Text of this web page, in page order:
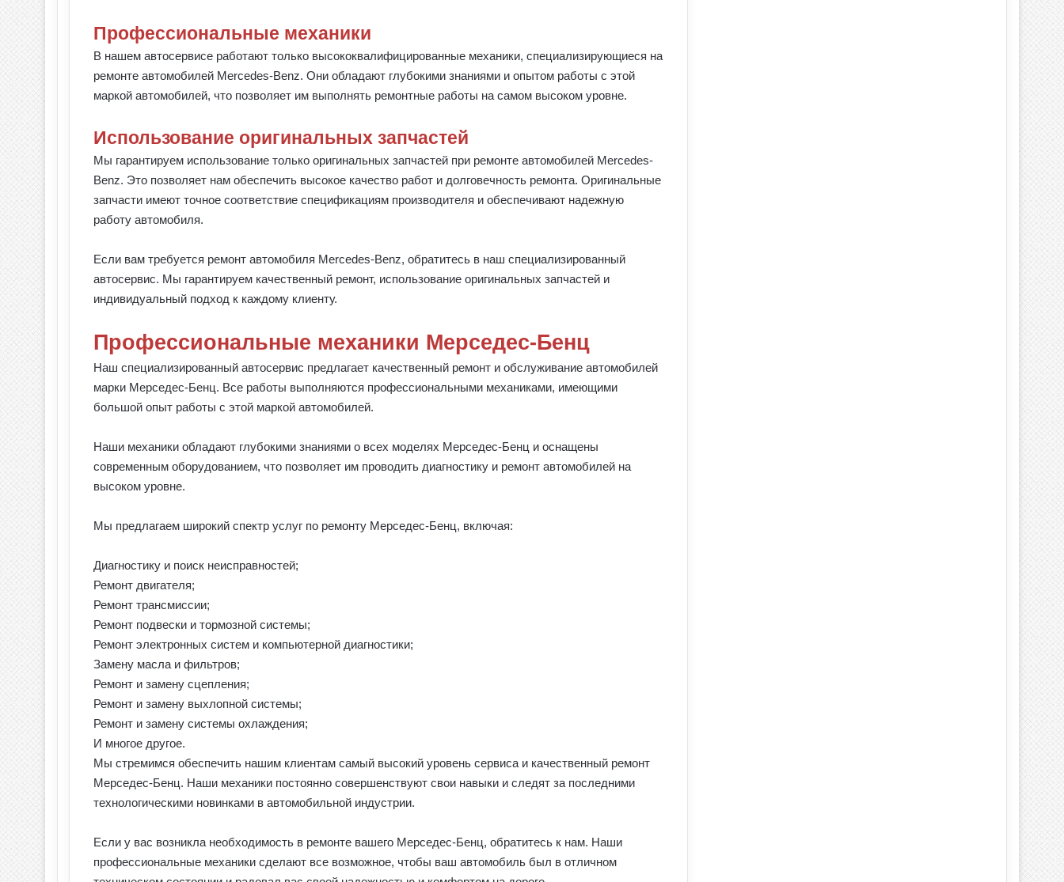
Профессиональные механики
В нашем автосервисе работают только высококвалифицированные механики, специализирующиеся на
ремонте автомобилей Mercedes-Benz. Они обладают глубокими знаниями и опытом работы с этой
маркой автомобилей, что позволяет им выполнять ремонтные работы на самом высоком уровне.
Использование оригинальных запчастей
Мы гарантируем использование только оригинальных запчастей при ремонте автомобилей Mercedes-
Benz. Это позволяет нам обеспечить высокое качество работ и долговечность ремонта. Оригинальные
запчасти имеют точное соответствие спецификациям производителя и обеспечивают надежную
работу автомобиля.
Если вам требуется ремонт автомобиля Mercedes-Benz, обратитесь в наш специализированный
автосервис. Мы гарантируем качественный ремонт, использование оригинальных запчастей и
индивидуальный подход к каждому клиенту.
Профессиональные механики Мерседес-Бенц
Наш специализированный автосервис предлагает качественный ремонт и обслуживание автомобилей
марки Мерседес-Бенц. Все работы выполняются профессиональными механиками, имеющими
большой опыт работы с этой маркой автомобилей.
Наши механики обладают глубокими знаниями о всех моделях Мерседес-Бенц и оснащены
современным оборудованием, что позволяет им проводить диагностику и ремонт автомобилей на
высоком уровне.
Мы предлагаем широкий спектр услуг по ремонту Мерседес-Бенц, включая:
Диагностику и поиск неисправностей;
Ремонт двигателя;
Ремонт трансмиссии;
Ремонт подвески и тормозной системы;
Ремонт электронных систем и компьютерной диагностики;
Замену масла и фильтров;
Ремонт и замену сцепления;
Ремонт и замену выхлопной системы;
Ремонт и замену системы охлаждения;
И многое другое.
Мы стремимся обеспечить нашим клиентам самый высокий уровень сервиса и качественный ремонт
Мерседес-Бенц. Наши механики постоянно совершенствуют свои навыки и следят за последними
технологическими новинками в автомобильной индустрии.
Если у вас возникла необходимость в ремонте вашего Мерседес-Бенц, обратитесь к нам. Наши
профессиональные механики сделают все возможное, чтобы ваш автомобиль был в отличном